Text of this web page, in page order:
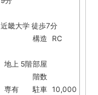
近畿大学 徒歩7分
構造 RC
地上 5階部屋
階数
専有
駐車 10,000